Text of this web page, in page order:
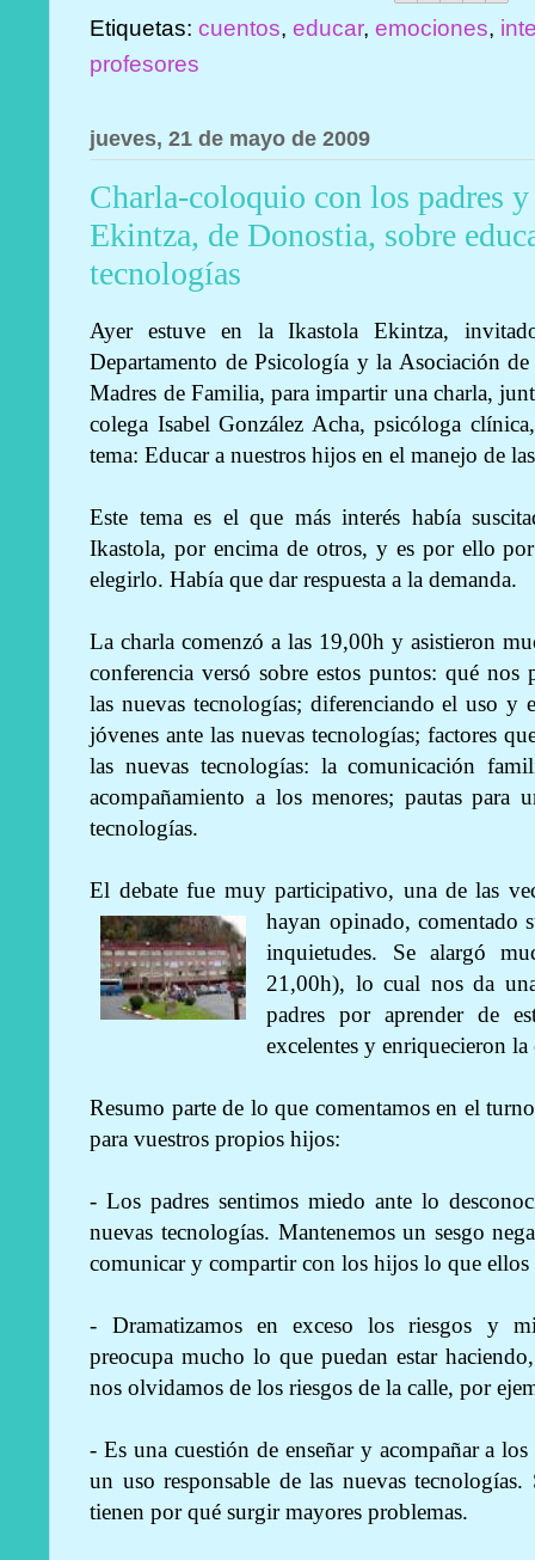
Etiquetas:cuentos,educar,emociones,
profesores
jueves, 21 de mayo de 2009
Charla-coloquio con los padres
Ekintza, de Donostia, sobre
tecnologías
Ayer estuve en la Ikastola Ekintza,
Departamento de Psicología y la Asociación de
Madres de Familia, para impartir una charla,
colega Isabel González Acha, psicóloga
tema: Educar a nuestros hijos en el manejo de
Este tema es el que más interés había
Ikastola, por encima de otros, y es por ello
elegirlo. Había que dar respuesta a la demanda.
La charla comenzó a las 19,00h y asistieron
conferencia versó sobre estos puntos: qué
las nuevas tecnologías; diferenciando el uso y
jóvenes ante las nuevas tecnologías; factores
las nuevas tecnologías: la comunicación
acompañamiento a los menores; pautas para
tecnologías.
El debate fue muy participativo, una de las
hayan opinado, comentado
inquietudes. Se alargó
21,00h), lo cual nos da
padres por aprender de
excelentes y enriquecieron
Resumo parte de lo que comentamos en el
para vuestros propios hijos:
- Los padres sentimos miedo ante lo
nuevas tecnologías. Mantenemos un sesgo
comunicar y compartir con los hijos lo que
- Dramatizamos en exceso los riesgos y
preocupa mucho lo que puedan estar
nos olvidamos de los riesgos de la calle, por
- Es una cuestión de enseñar y acompañar a
un uso responsable de las nuevas
tienen por qué surgir mayores problemas.